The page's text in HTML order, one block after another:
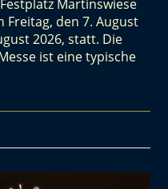
Martinswiese
den 7. August
2026, statt. Die
ist eine typische